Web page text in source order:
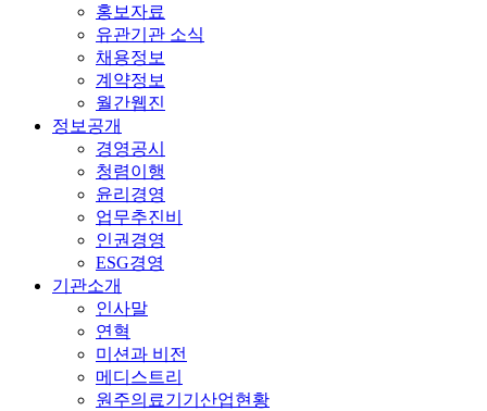
홍보자료
유관기관 소식
채용정보
계약정보
월간웹진
정보공개
경영공시
청렴이행
윤리경영
업무추진비
인권경영
ESG경영
기관소개
인사말
연혁
미션과 비전
메디스트리
원주의료기기산업현황